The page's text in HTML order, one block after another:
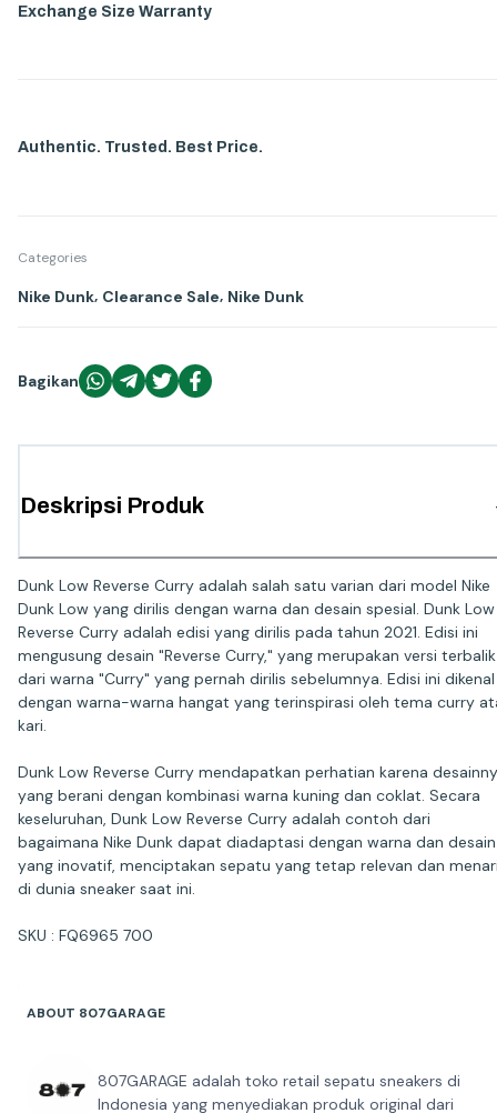
Exchange Size Warranty
Authentic. Trusted. Best Price.
Categories
Nike Dunk, Clearance Sale, Nike Dunk
Bagikan
Deskripsi Produk
Dunk Low Reverse Curry adalah salah satu varian dari model Nike
Dunk Low yang dirilis dengan warna dan desain spesial. Dunk Low
Reverse Curry adalah edisi yang dirilis pada tahun 2021. Edisi ini
mengusung desain "Reverse Curry," yang merupakan versi terbalik
dari warna "Curry" yang pernah dirilis sebelumnya. Edisi ini dikenal
dengan warna-warna hangat yang terinspirasi oleh tema curry
kari.
Dunk Low Reverse Curry mendapatkan perhatian karena
yang berani dengan kombinasi warna kuning dan coklat. Secara
keseluruhan, Dunk Low Reverse Curry adalah contoh dari
bagaimana Nike Dunk dapat diadaptasi dengan warna dan desain
yang inovatif, menciptakan sepatu yang tetap relevan dan
di dunia sneaker saat ini.
SKU : FQ6965 700
ABOUT 807GARAGE
807GARAGE adalah toko retail sepatu sneakers di
Indonesia yang menyediakan produk original dari